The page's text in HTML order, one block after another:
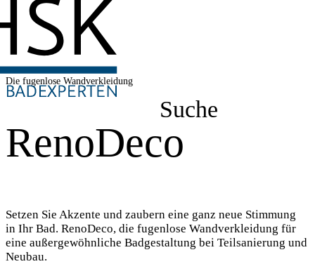
Suche
Die fugenlose Wandverkleidung
RenoDeco
Setzen Sie Akzente und zaubern eine ganz neue Stimmung
in Ihr Bad. RenoDeco, die fugenlose Wandverkleidung für
eine außergewöhnliche Badgestaltung bei Teilsanierung und
Neubau.